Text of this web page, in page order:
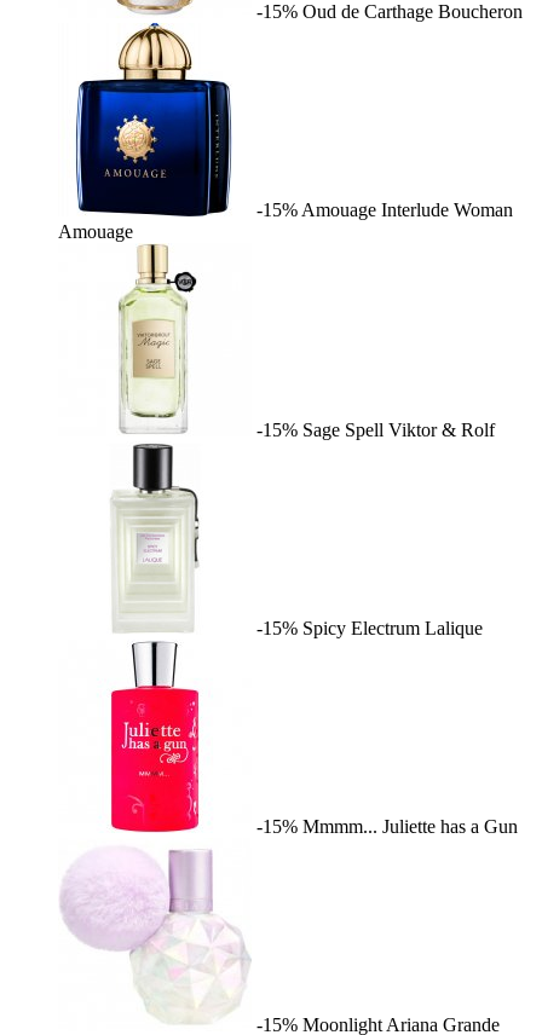
-15% Oud de Carthage Boucheron
-15% Amouage Interlude Woman
Amouage
-15% Sage Spell Viktor & Rolf
-15% Spicy Electrum Lalique
-15% Mmmm... Juliette has a Gun
-15% Moonlight Ariana Grande